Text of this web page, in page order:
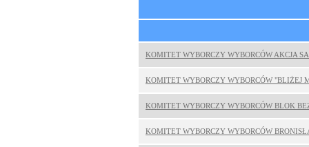
KOMITET WYBORCZY WYBORCÓW AKCJA
KOMITET WYBORCZY WYBORCÓW "BLIŻEJ
KOMITET WYBORCZY WYBORCÓW BLOK
KOMITET WYBORCZY WYBORCÓW